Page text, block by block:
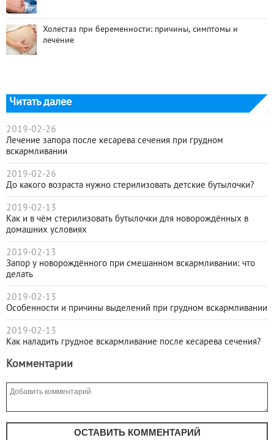
Холестаз при беременности: причины, симптомы и
лечение
Читать далее
2019-02-26
Лечение запора после кесарева сечения при грудном
вскармливании
2019-02-26
До какого возраста нужно стерилизовать детские бутылочки?
2019-02-13
Как и в чём стерилизовать бутылочки для новорождённых в
домашних условиях
2019-02-13
Запор у новорождённого при смешанном вскармливании: что
делать
2019-02-13
Особенности и причины выделений при грудном вскармливании
2019-02-13
Как наладить грудное вскармливание после кесарева сечения?
Комментарии
ОСТАВИТЬ КОММЕНТАРИЙ